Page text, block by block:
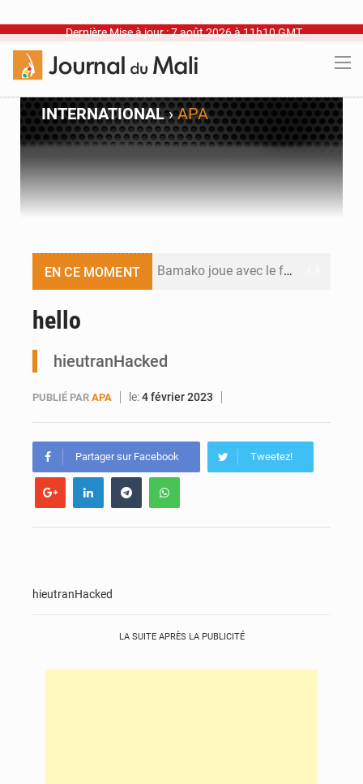
Dernière Mise à jour : 7 août 2026 à 11h10 GMT
INTERNATIONAL›APA
EN CE MOMENT Bamako joue avec le feu
hello
hieutranHacked
PUBLIÉ PAR APA le:4 février 2023
Partager sur Facebook Tweetez!
hieutranHacked
LA SUITE APRÈS LA PUBLICITÉ